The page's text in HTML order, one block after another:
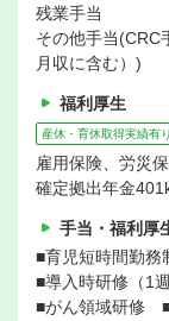
残業手当
その他手当(CRC
月収に含む）)
福利厚生
産休・育休取得実績有り
雇用保険、労災
確定拠出年金
手当・福利厚
■育児短時間勤
■導入時研修（
■がん領域研修